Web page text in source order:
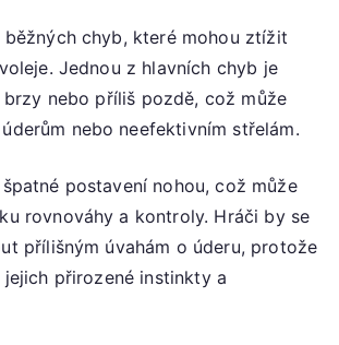
běžných chyb, které mohou ztížit
Jednou z hlavních chyb je
nebo příliš pozdě, což může
nebo neefektivním střelám.
postavení nohou, což může
rovnováhy a kontroly. Hráči by se
přílišným úvahám o úderu, protože
přirozené instinkty a